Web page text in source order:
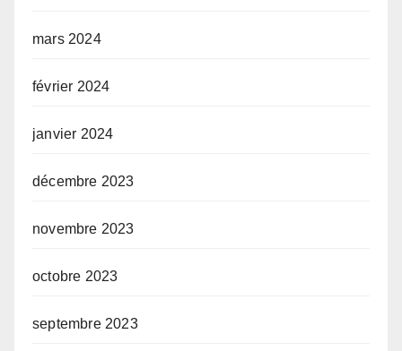
mars 2024
février 2024
janvier 2024
décembre 2023
novembre 2023
octobre 2023
septembre 2023